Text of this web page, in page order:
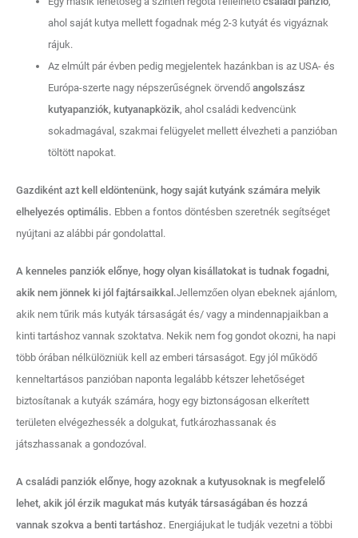
ahol saját kutya mellett fogadnak még 2-3 kutyát és vigyáznak
rájuk.
Az elmúlt pár évben pedig megjelentek hazánkban is az USA- és
Európa-szerte nagy népszerűségnek örvendő angolszász
kutyapanziók, kutyanapközik, ahol családi kedvencünk
sokadmagával, szakmai felügyelet mellett élvezheti a panzióban
töltött napokat.
Gazdiként azt kell eldöntenünk, hogy saját kutyánk számára melyik
elhelyezés optimális. Ebben a fontos döntésben szeretnék segítséget
nyújtani az alábbi pár gondolattal.
A kenneles panziók előnye, hogy olyan kisállatokat is tudnak fogadni,
akik nem jönnek ki jól fajtársaikkal.Jellemzően olyan ebeknek ajánlom,
akik nem tűrik más kutyák társaságát és/ vagy a mindennapjaikban a
kinti tartáshoz vannak szoktatva. Nekik nem fog gondot okozni, ha napi
több órában nélkülözniük kell az emberi társaságot. Egy jól működő
kenneltartásos panzióban naponta legalább kétszer lehetőséget
biztosítanak a kutyák számára, hogy egy biztonságosan elkerített
területen elvégezhessék a dolgukat, futkározhassanak és
játszhassanak a gondozóval.
A családi panziók előnye, hogy azoknak a kutyusoknak is megfelelő
lehet, akik jól érzik magukat más kutyák társaságában és hozzá
vannak szokva a benti tartáshoz. Energiájukat le tudják vezetni a többi